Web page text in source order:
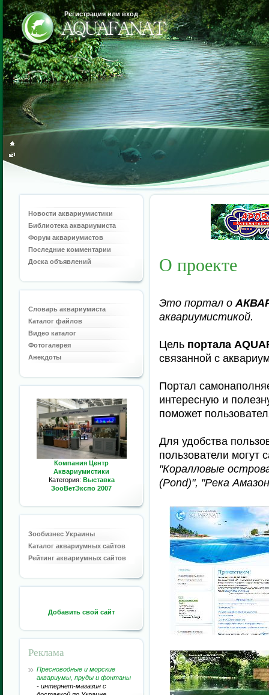
Регистрация или вход
Новости аквариумистики
Библиотека аквариумиста
Форум аквариумистов
Последние комментарии
Доска объявлений
Словарь аквариумиста
Каталог файлов
Видео каталог
Фотогалерея
Анекдоты
Компания Центр
Аквариумистики
Категория: Выставка
ЗооВетЭкспо 2007
Зообизнес Украины
Каталог аквариумных сайтов
Рейтинг аквариумных сайтов
Добавить свой сайт
Реклама
Пресноводные и морские
аквариумы, пруды и фонтаны
- интернет-магазин с
О проекте
Это портал о
аквариумистикой.
Цель портала
связанной с
Портал
интересную и
поможет
Для удобства
пользователи могут
"Коралловые
(Pond)", "Река